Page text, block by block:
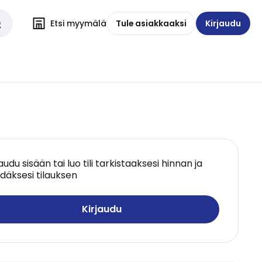
Etsi myymälä Tule asiakkaaksi Kirjaudu
sisään tai luo tili tarkistaaksesi hinnan ja
tilauksen
Kirjaudu